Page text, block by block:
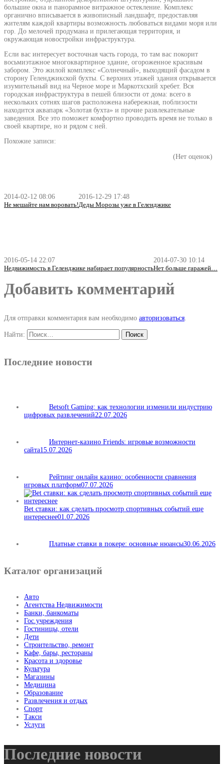
большие окна и панорамное витражное остекление. Комплекс
органично вписывается в живописный ландшафт, предоставляя
жителям каждой квартиры возможность любоваться видами моря или
гор. До мелочей продумана и прилегающая территория, и
окружающая новостройки инфраструктура.
Если вас интересует восточная часть города, то там вас покорит
восьмиэтажное многоквартирное здание, огороженное красивым
забором. Это жилой комплекс «Солнечный», выходящий фасадом в
сторону Геленджикской бухты. С верхних этажей здания открывается
изумительный вид на Черное море и Маркотхский хребет. Вся
городская инфраструктура в пешей близости от дома: всего в
нескольких сотнях шагов расположена набережная, поблизости
находится аквапарк «Золотая бухта» и прочие развлекательные
заведения. Все это поможет комфортно проводить время не только в
своей квартире, но и рядом с ней.
Похожие записи:
2014-02-12 08:06
Не мешайте нам воровать!
2016-12-29 17:48
Деды Морозы уже в Геленджике
2016-05-14 22:07
Недвижимость в Геленджике набирает популярность
2014-07-30 10:14
Нет больше гаражей…
(Нет оценок)
Добавить комментарий
Для отправки комментария вам необходимо авторизоваться
Найти:
Последние новости
Betsoft Gaming: как технологии изменили индустрию
цифровых развлечений22.07.2026
Интернет-казино Friends: игровые возможности
сайта15.07.2026
Рейтинг онлайн казино: особенности сравнения
игровых платформ07.07.2026
Bet ставки: как сделать просмотр спортивных событий еще
интереснее01.07.2026
Платные ставки в покере: основные нюансы30.06.2026
Каталог организаций
Авто
Агентства Недвижимости
Банки, банкоматы
Гос.учреждения
Гостиницы, отели
Дети
Строительство, ремонт
Кафе, бары, рестораны
Красота и здоровье
Культура
Магазины
Медицина
Образование
Развлечения и отдых
Спорт
Такси
Услуги
Последние новости